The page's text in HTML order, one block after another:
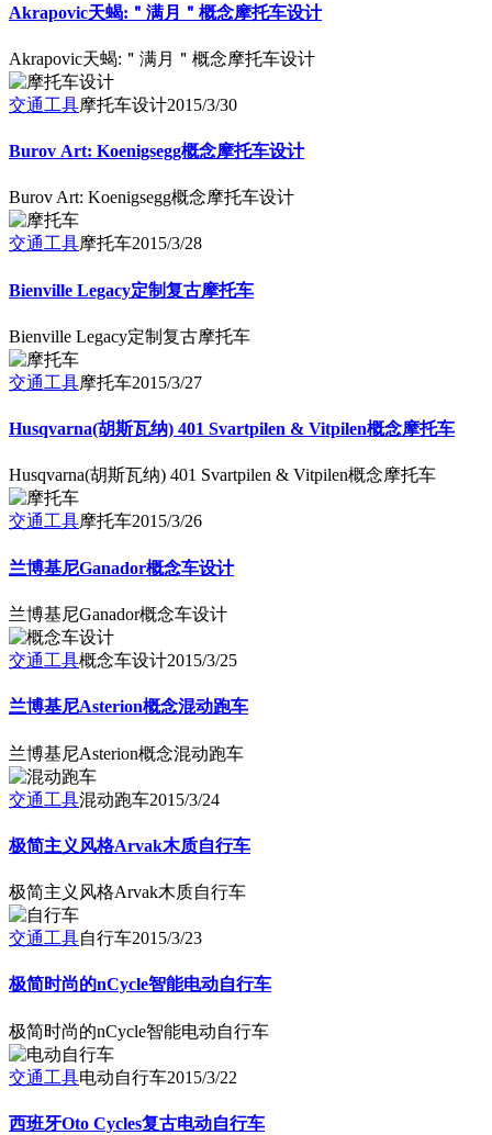
Akrapovic天蝎:＂满月＂概念摩托车设计
Akrapovic天蝎:＂满月＂概念摩托车设计
交通工具摩托车设计2015/3/30
Burov Art: Koenigsegg概念摩托车设计
Burov Art: Koenigsegg概念摩托车设计
交通工具摩托车2015/3/28
Bienville Legacy定制复古摩托车
Bienville Legacy定制复古摩托车
交通工具摩托车2015/3/27
Husqvarna(胡斯瓦纳) 401 Svartpilen & Vitpilen概念摩托车
Husqvarna(胡斯瓦纳) 401 Svartpilen & Vitpilen概念摩托车
交通工具摩托车2015/3/26
兰博基尼Ganador概念车设计
兰博基尼Ganador概念车设计
交通工具概念车设计2015/3/25
兰博基尼Asterion概念混动跑车
兰博基尼Asterion概念混动跑车
交通工具混动跑车2015/3/24
极简主义风格Arvak木质自行车
极简主义风格Arvak木质自行车
交通工具自行车2015/3/23
极简时尚的nCycle智能电动自行车
极简时尚的nCycle智能电动自行车
交通工具电动自行车2015/3/22
西班牙Oto Cycles复古电动自行车